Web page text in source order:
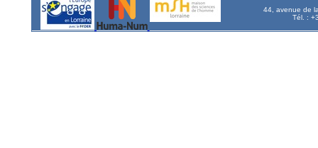
44, avenue de
Tél. :